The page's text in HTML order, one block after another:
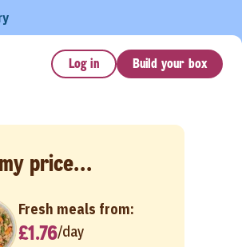
Log in Build your box
price...
Fresh meals from:
£1.76/day